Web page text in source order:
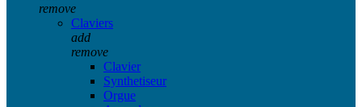
remove
Claviers
add
remove
Clavier
Synthetiseur
Orgue